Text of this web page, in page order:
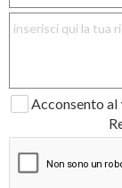
Acconsento al